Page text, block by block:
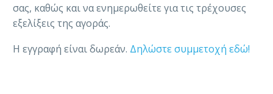
σας, καθώς και να ενημερωθείτε για τις τρέχουσες
εξελίξεις της αγοράς.
Η εγγραφή είναι δωρεάν. Δηλώστε συμμετοχή εδώ!